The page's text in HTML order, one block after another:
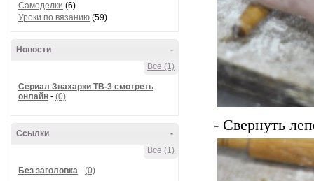
Самоделки (6)
Уроки по вязанию (59)
-
Новости
Все (1)
Сериал Знахарки ТВ-3 смотреть
онлайн - (0)
-
Ссылки
Все (1)
Без заголовка - (0)
- Свернуть